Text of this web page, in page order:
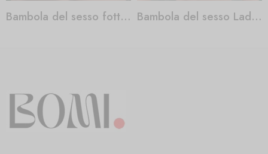
Bambola del sesso fottuta Bambola del sesso Ladyboy